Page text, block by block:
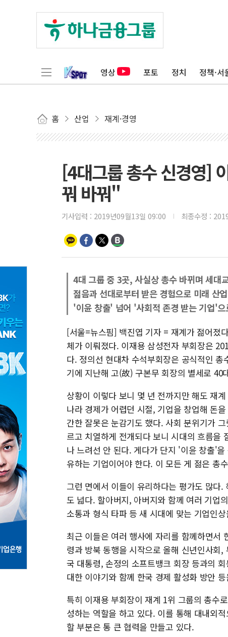
영상 포토 정치 정책·서
홈 산업 재계·경영
[4대그룹 총수 신경영]
꿔 바꿔"
기사입력 : 2019년09월13일 09:00 최종수정 :
4대 그룹 중 3곳, 사실상 총수 바뀌며 세대
젊음과 선대로부터 받은 경험으로 미래 산
'이윤 창출' 넘어 '사회적 존경 받는 기업'으
[서울=뉴스핌] 백진엽 기자 = 재계가 젊어졌
체가 이뤄졌다. 이재용 삼성전자 부회장은
다. 정의선 현대차 수석부회장은 공식적인
기에 지난해 고(故) 구본무 회장의 별세로 40
상황이 이렇다 보니 몇 년 전까지만 해도 재
나라 경제가 어렵던 시절, 기업을 창업해 돈
간한 잘못은 눈감기도 했다. 사회 분위기가
르고 치열하게 전개되다 보니 시대의 흐름을
나 느려선 안 된다. 게다가 단지 '이윤 창출'
유하는 기업이어야 한다. 이 모든 게 젊은 총
그런 면에서 이들이 유리하다는 평가도 많다
도 넓다. 할아버지, 아버지와 함께 여러 기업
소통과 형식 타파 등 새 시대에 맞는 기업인
최근 이들은 여러 행사에 자리를 함께하면서
령과 방북 동행을 시작으로 올해 신년인사회
국 대통령, 손정의 소프트뱅크 회장 등과의
대한 이야기와 함께 한국 경제 활성화 방안
특히 이재용 부회장이 재계 1위 그룹의 총수
성하는 역할을 하고 있다. 이를 통해 대내외
할 부분은 통 큰 협력을 만들고 있다.